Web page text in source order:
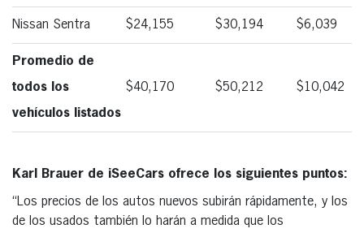
Nissan Sentra $24,155 $30,194 $6,039
Promedio de
todos los
vehículos listados
$40,170 $50,212 $10,042
Karl Brauer de iSeeCars ofrece los siguientes puntos:
“Los precios de los autos nuevos subirán rápidamente, y los
de los usados también lo harán a medida que los